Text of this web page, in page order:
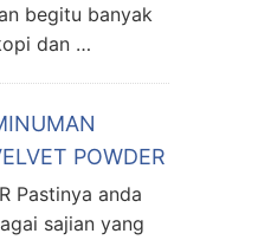
begitu banyak
dan …
POWDER
Pastinya anda
sajian yang